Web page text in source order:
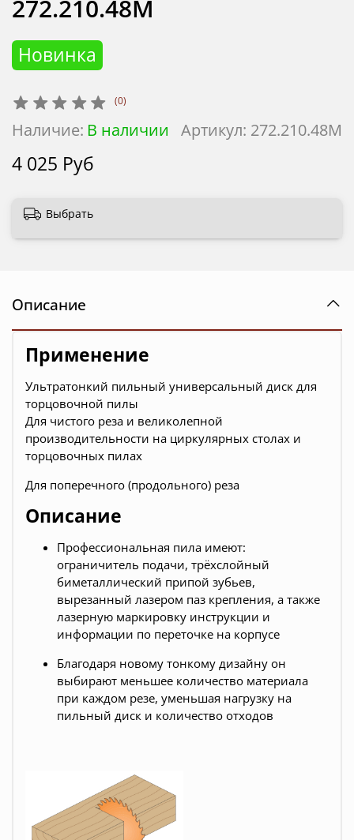
(0)
Артикул: 272.210.48M
Наличие: В наличии
Новинка
272.210.48M
4 025 Руб
Выбрать
Описание
Применение
Ультратонкий пильный универсальный диск для
торцовочной пилы
Для чистого реза и великолепной
производительности на циркулярных столах и
торцовочных пилах
Для поперечного (продольного) реза
Описание
Профессиональная пила имеют:
ограничитель подачи, трёхслойный
биметаллический припой зубьев,
вырезанный лазером паз крепления, а также
лазерную маркировку инструкции и
информации по переточке на корпусе
Благодаря новому тонкому дизайну он
выбирают меньшее количество материала
при каждом резе, уменьшая нагрузку на
пильный диск и количество отходов